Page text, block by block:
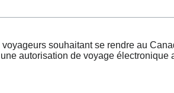
souhaitant se rendre au
autorisation de voyage électronique